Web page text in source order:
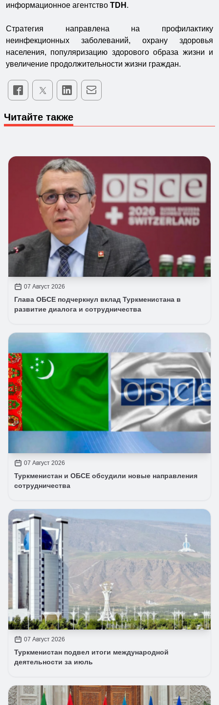
информационное агентство TDH .
Стратегия направлена на профилактику
неинфекционных заболеваний, охрану здоровья
населения, популяризацию здорового образа жизни и
увеличение продолжительности жизни граждан.
Читайте также
07 Август 2026
Глава ОБСЕ подчеркнул вклад Туркменистана в
развитие диалога и сотрудничества
07 Август 2026
Туркменистан и ОБСЕ обсудили новые направления
сотрудничества
07 Август 2026
Туркменистан подвел итоги международной
деятельности за июль